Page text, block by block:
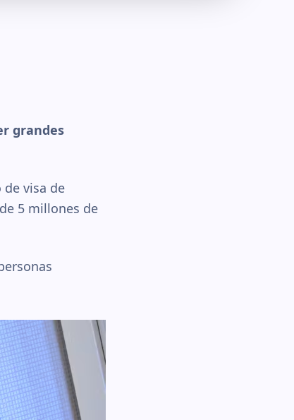
grandes
visa de
5 millones de